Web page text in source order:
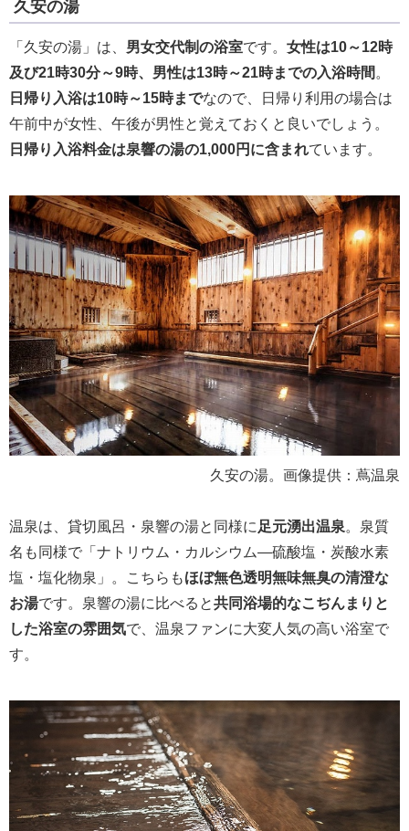
久安の湯
「久安の湯」は、 男女交代制の浴室です。 女性は10～12時
及び21時30分～9時、男性は13時～21時までの入浴時間 。
日帰り入浴は10時～15時までなので、日帰り利用の場合は
午前中が女性、午後が男性と覚えておくと良いでしょう。
日帰り入浴料金は泉響の湯の1,000円に含まれています。
久安の湯。画像提供：蔦温泉
温泉は、貸切風呂・泉響の湯と同様に 足元湧出温泉。泉質
名も同様で「ナトリウム・カルシウム―硫酸塩・炭酸水素
塩・塩化物泉」。こちらもほぼ無色透明無味無臭の清澄な
お湯です。泉響の湯に比べると共同浴場的なこぢんまりと
した浴室の雰囲気で、温泉ファンに大変人気の高い浴室で
す。